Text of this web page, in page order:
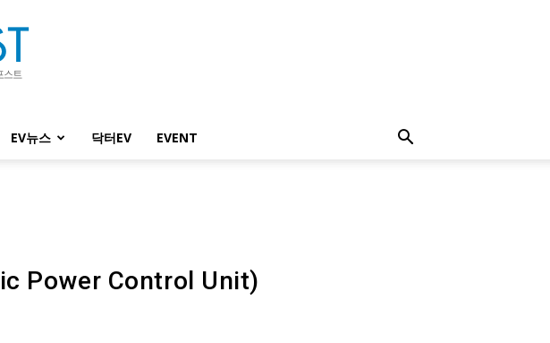
EV뉴스 닥터EV EVENT
Power Control Unit)